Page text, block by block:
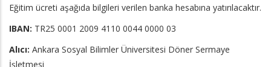
Eğitim ücreti aşağıda bilgileri verilen banka hesabına yatırılacaktır.
IBAN: TR25 0001 2009 4110 0044 0000 03
Alıcı: Ankara Sosyal Bilimler Üniversitesi Döner Sermaye
İşletmesi